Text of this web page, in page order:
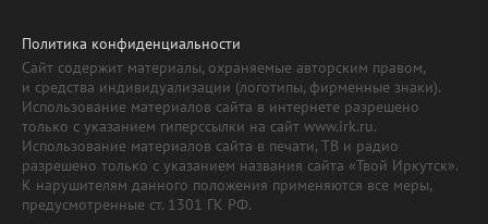
Политика конфиденциальности
Сайт содержит материалы, охраняемые авторским правом,
и средства индивидуализации (логотипы, фирменные знаки).
Использование материалов сайта в интернете разрешено
только с указанием гиперссылки на сайт www.irk.ru.
Использование материалов сайта в печати, ТВ и радио
разрешено только с указанием названия сайта «Твой Иркутск».
К нарушителям данного положения применяются все меры,
предусмотренные ст. 1301 ГК РФ.